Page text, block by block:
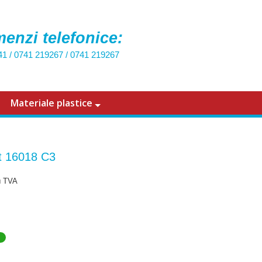
telefonice:
/ 0741 219267/ 0741 219267
Materiale plastice
16018 C3
TVA